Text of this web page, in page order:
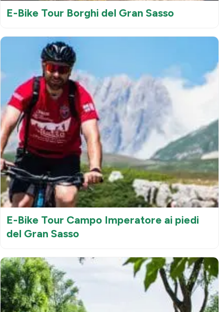
E-Bike Tour Borghi del Gran Sasso
E-Bike Tour Campo Imperatore ai piedi
del Gran Sasso